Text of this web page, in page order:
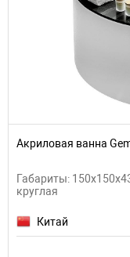
Акриловая ванна
Габариты:
круглая
Китай